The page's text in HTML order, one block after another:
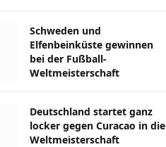
Schweden und
Elfenbeinküste gewinnen
bei der Fußball-
Weltmeisterschaft
Deutschland startet ganz
locker gegen Curacao in die
Weltmeisterschaft